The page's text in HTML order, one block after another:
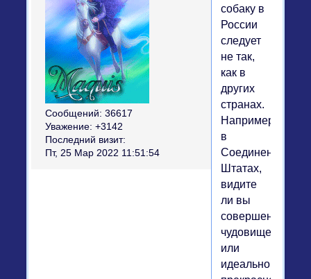
Сообщений: 36617
Уважение: +3142
Последний визит:
Пт, 25 Мар 2022 11:51:54
собаку в
России
следует
не так,
как в
других
странах.
Например,
в
Соединенных
Штатах,
видите
ли вы
чудовище
или
идеально